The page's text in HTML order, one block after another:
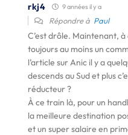
rkj4 9 années il y a
Répondre à Paul
C’est drôle. Maintenant,
toujours au moins un
l’article sur Anic il y a
descends au Sud et plus
réducteur ?
À ce train là, pour un
la meilleure destination
et un super salaire en